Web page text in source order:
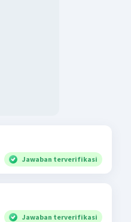
Jawaban terverifikasi
Jawaban terverifikasi